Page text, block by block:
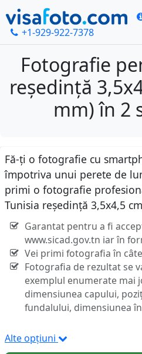
+1-929-922-7378
Fotografie
reședință
mm) în 2
Fă-ți o fotografie cu
împotriva unui perete de
primi o fotografie
Tunisia reședință 3,5x4,5
Garantat pentru a fi
www.sicad.gov.tn iar în
Vei primi fotografia în
Fotografia de rezultat se
exemplul enumerate mai
dimensiunea capului,
fundalului, dimensiunea
Alte opțiuni